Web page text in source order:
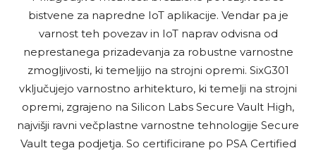
bistvene za napredne IoT aplikacije. Vendar pa je
varnost teh povezav in IoT naprav odvisna od
neprestanega prizadevanja za robustne varnostne
zmogljivosti, ki temeljijo na strojni opremi. SixG301
vključujejo varnostno arhitekturo, ki temelji na strojni
opremi, zgrajeno na Silicon Labs Secure Vault High,
najvišji ravni večplastne varnostne tehnologije Secure
Vault tega podjetja. So certificirane po PSA Certified